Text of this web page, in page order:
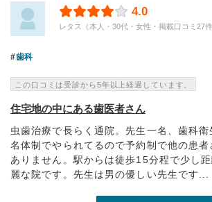
4.0
レタス（本人・30代・女性・掲載口コミ27件
歯科
この口コミは受診から5年以上経過しています。
住宅地の中にある歯医者さん
虫歯治療で長らく通院。先生一名、歯科衛
名体制でやられてるので予約制で他の患者
ありません。駅からは徒歩15分程で少し
麗な院です。先生は男の優しい先生です...